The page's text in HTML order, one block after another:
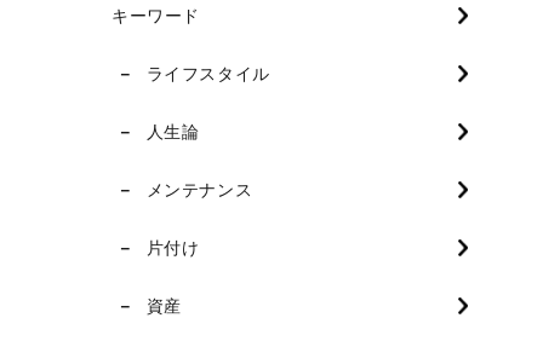
キーワード
ライフスタイル
人生論
メンテナンス
片付け
資産